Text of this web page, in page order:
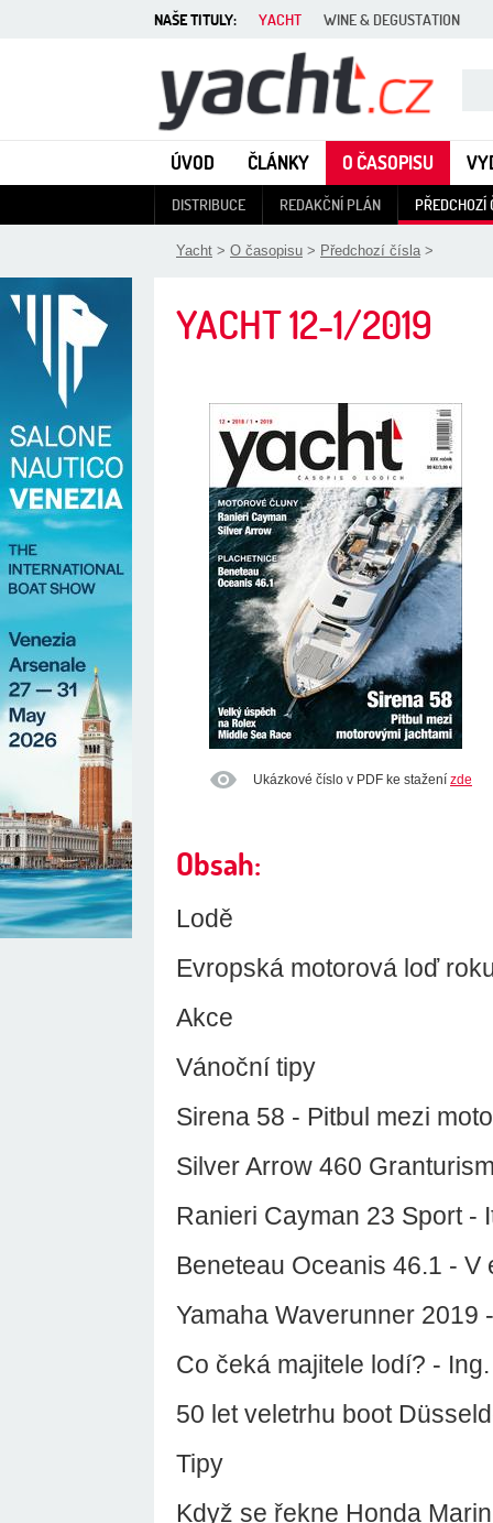
Yacht - Časopis o lodích
ÚVOD ČLÁNKY O ČASOPISU
DISTRIBUCE REDAKČNÍ PLÁN PŘEDCHOZÍ
Yacht > O časopisu > Předchozí čísla>
YACHT12-1/2019
Ukázkové číslo v PDF ke stažení zde
Obsah:
Lodě
Evropská motorová loď
Akce
Vánoční tipy
Sirena 58 - Pitbul mezi
Silver Arrow 460
Ranieri Cayman 23 Sport -
Beneteau Oceanis 46.1 -
Yamaha Waverunner 2019
Co čeká majitele lodí? -
50 let veletrhu boot
Tipy
Když se řekne Honda
NAŠE TITULY: YACHT WINE & DEGUSTATION